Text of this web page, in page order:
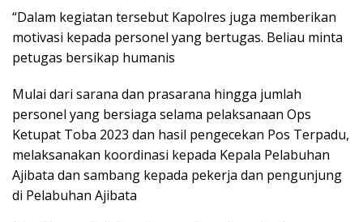
“Dalam kegiatan tersebut Kapolres juga memberikan
motivasi kepada personel yang bertugas. Beliau minta
petugas bersikap humanis
Mulai dari sarana dan prasarana hingga jumlah
personel yang bersiaga selama pelaksanaan Ops
Ketupat Toba 2023 dan hasil pengecekan Pos Terpadu,
melaksanakan koordinasi kepada Kepala Pelabuhan
Ajibata dan sambang kepada pekerja dan pengunjung
di Pelabuhan Ajibata